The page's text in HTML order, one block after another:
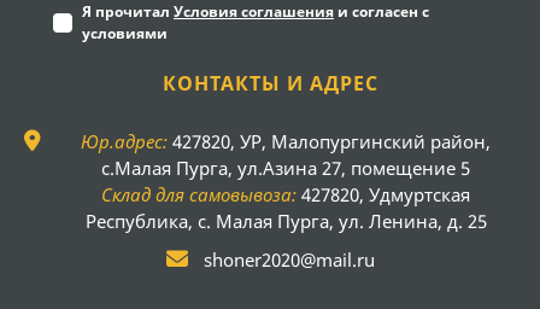
Я прочитал Условия соглашения и согласен с
условиями
КОНТАКТЫ И АДРЕС
Юр.адрес: 427820, УР, Малопургинский район,
с.Малая Пурга, ул.Азина 27, помещение 5
Склад для самовывоза: 427820, Удмуртская
Республика, с. Малая Пурга, ул. Ленина, д. 25
shoner2020@mail.ru